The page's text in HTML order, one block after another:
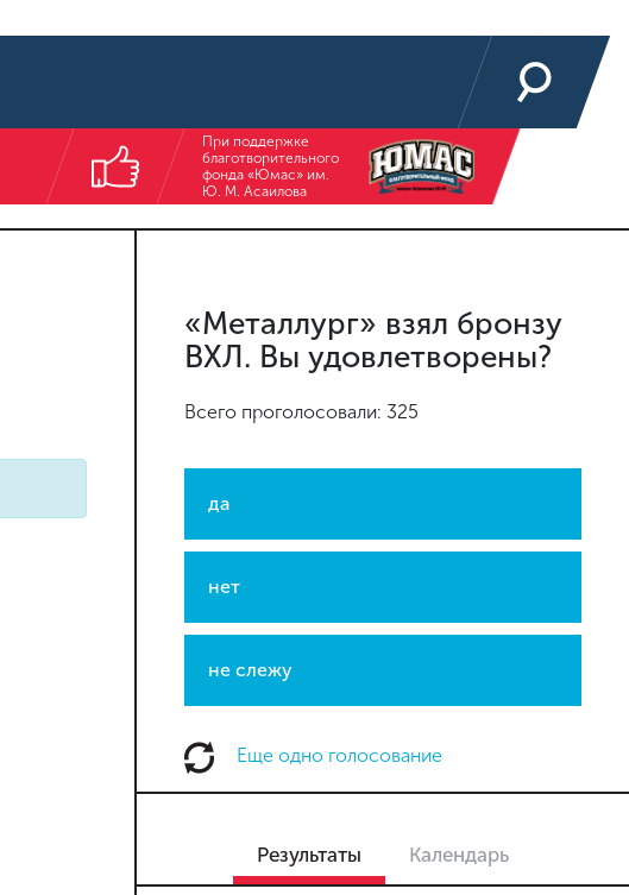
При поддержке
благотворительного
фонда «Юмас» им.
Ю. М. Асаилова
«Металлург» взял бронзу
ВХЛ. Вы удовлетворены?
Всего проголосовали: 325
да
нет
не слежу
Еще одно голосование
Результаты Календарь